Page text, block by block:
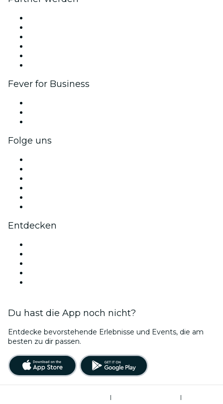
Fever for Business
Folge uns
Entdecken
Du hast die App noch nicht?
Entdecke bevorstehende Erlebnisse und Events, die am
besten zu dir passen.
|
|